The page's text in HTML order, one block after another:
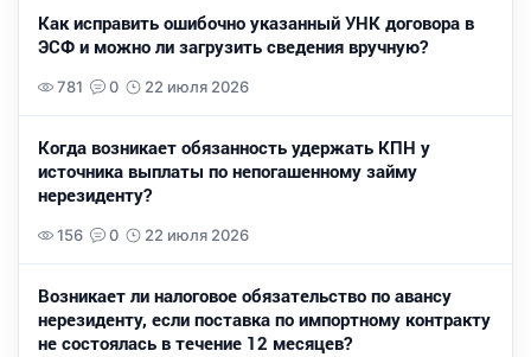
Как исправить ошибочно указанный УНК договора в
ЭСФ и можно ли загрузить сведения вручную?
781 0 22 июля 2026
Когда возникает обязанность удержать КПН у
источника выплаты по непогашенному займу
нерезиденту?
156 0 22 июля 2026
Возникает ли налоговое обязательство по авансу
нерезиденту, если поставка по импортному контракту
не состоялась в течение 12 месяцев?